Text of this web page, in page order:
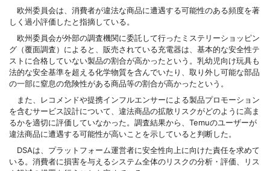
欧州委員会は、消費者が違法な商品に遭遇する可能性のある頻度を著
しく過小評価したと指摘している。
欧州委員会が外部の調査機関に委託して行ったミステリーショッピン
グ（覆面調査）によると、販売されている充電器は、基本的な安全性テ
ストに合格していない製品の割合が高かったという。乳幼児向け玩具も
法的な安全基準を超える化学物質を含んでいたり、取り外し可能な部品
の一部に窒息の危険性がある商品等の割合が高かったという。
また、レコメンドや提携インフルエンサーによる製品プロモーション
を含むサービス設計について、違法商品の拡散リスクがどのように高ま
るかを適切に評価していなかった。調査結果から、Temuのユーザーが
違法商品に遭遇する可能性が高いことを示していると判断した。
DSAは、プラットフォーム運営者に安全性向上に向けた責任を求めて
いる。消費者に損害を与えるシステム全体のリスクの分析・評価、リス